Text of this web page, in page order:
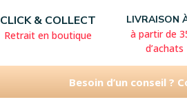
CLICK & COLLECT
Retrait en boutique
LIVRAISON
à partir de
d’achats
Besoin d’un conseil ?